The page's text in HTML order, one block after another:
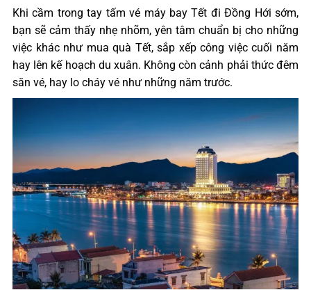
Khi cầm trong tay tấm vé máy bay Tết đi Đồng Hới sớm,
bạn sẽ cảm thấy nhẹ nhõm, yên tâm chuẩn bị cho những
việc khác như mua quà Tết, sắp xếp công việc cuối năm
hay lên kế hoạch du xuân. Không còn cảnh phải thức đêm
săn vé, hay lo cháy vé như những năm trước.